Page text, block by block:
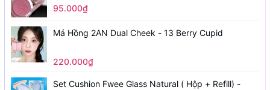
95.000₫
Má Hồng 2AN Dual Cheek - 13 Berry Cupid
220.000₫
Set Cushion Fwee Glass Natural ( Hộp + Refill) -